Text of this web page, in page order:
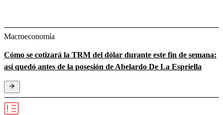
Macroeconomía
Cómo se cotizará la TRM del dólar durante este fin de semana:
así quedó antes de la posesión de Abelardo De La Espriella